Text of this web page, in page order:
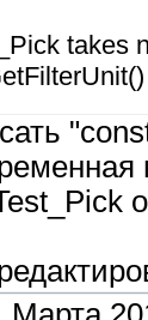
takes